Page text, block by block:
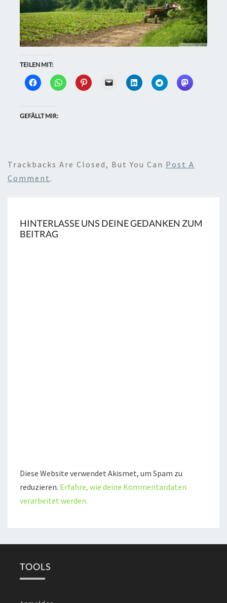
TEILEN MIT:
GEFÄLLT MIR:
Trackbacks Are Closed, But You Can Post A
Comment .
HINTERLASSE UNS DEINE GEDANKEN ZUM
BEITRAG
Diese Website verwendet Akismet, um Spam zu
reduzieren. Erfahre, wie deine Kommentardaten
verarbeitet werden.
TOOLS